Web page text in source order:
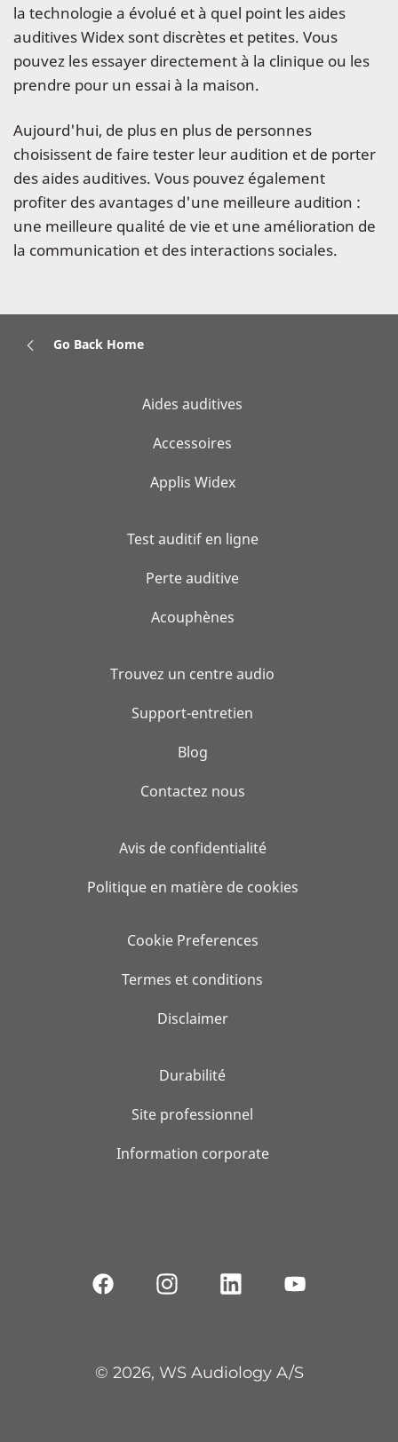
la technologie a évolué et à quel point les aides
auditives Widex sont discrètes et petites. Vous
pouvez les essayer directement à la clinique ou les
prendre pour un essai à la maison.
Aujourd'hui, de plus en plus de personnes
choisissent de faire tester leur audition et de porter
des aides auditives. Vous pouvez également
profiter des avantages d'une meilleure audition :
une meilleure qualité de vie et une amélioration de
la communication et des interactions sociales.
Go Back Home
Aides auditives
Accessoires
Applis Widex
Test auditif en ligne
Perte auditive
Acouphènes
Trouvez un centre audio
Support-entretien
Blog
Contactez nous
Avis de confidentialité
Politique en matière de cookies
Cookie Preferences
Termes et conditions
Disclaimer
Durabilité
Site professionnel
Information corporate
© 2026, WS Audiology A/S